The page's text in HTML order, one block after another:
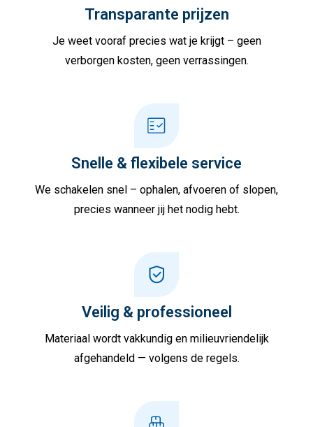
Transparante prijzen
Je weet vooraf precies wat je krijgt – geen
verborgen kosten, geen verrassingen.
Snelle & flexibele service
We schakelen snel – ophalen, afvoeren of slopen,
precies wanneer jij het nodig hebt.
Veilig & professioneel
Materiaal wordt vakkundig en milieuvriendelijk
afgehandeld — volgens de regels.